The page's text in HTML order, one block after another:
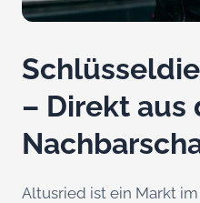
– Direkt aus
Altusried ist ein Markt